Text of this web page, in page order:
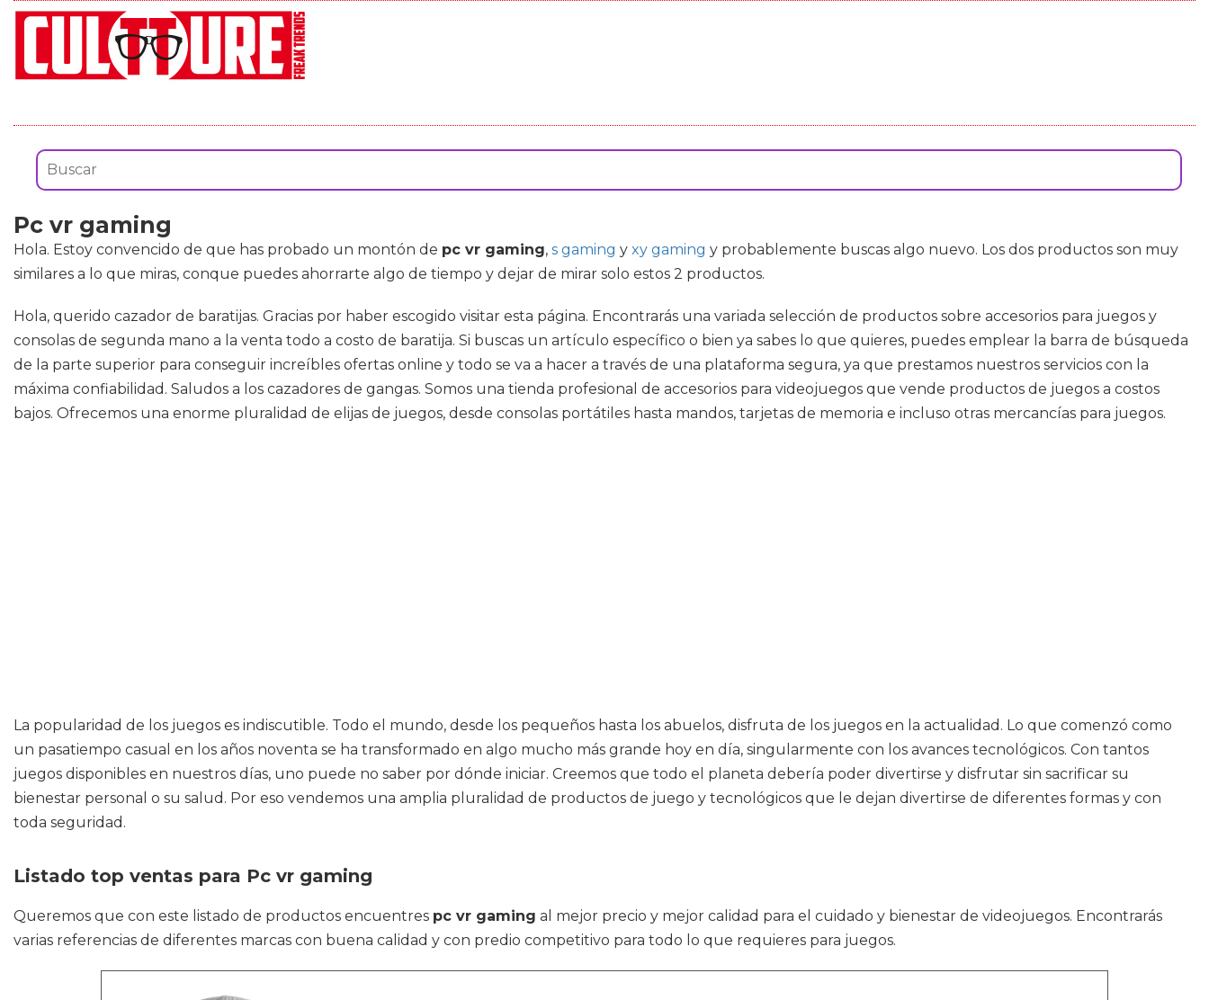
Pc vr gaming
Hola. Estoy convencido de que has probado un montón de pc vr gaming, s gaming y xy gaming y probablemente buscas algo nuevo. Los dos productos son muy
similares a lo que miras, conque puedes ahorrarte algo de tiempo y dejar de mirar solo estos 2 productos.
Hola, querido cazador de baratijas. Gracias por haber escogido visitar esta página. Encontrarás una variada selección de productos sobre accesorios para juegos y
consolas de segunda mano a la venta todo a costo de baratija. Si buscas un artículo específico o bien ya sabes lo que quieres, puedes emplear la barra de búsqueda
de la parte superior para conseguir increíbles ofertas online y todo se va a hacer a través de una plataforma segura, ya que prestamos nuestros servicios con la
máxima confiabilidad. Saludos a los cazadores de gangas. Somos una tienda profesional de accesorios para videojuegos que vende productos de juegos a costos
bajos. Ofrecemos una enorme pluralidad de elijas de juegos, desde consolas portátiles hasta mandos, tarjetas de memoria e incluso otras mercancías para juegos.
La popularidad de los juegos es indiscutible. Todo el mundo, desde los pequeños hasta los abuelos, disfruta de los juegos en la actualidad. Lo que comenzó como
un pasatiempo casual en los años noventa se ha transformado en algo mucho más grande hoy en día, singularmente con los avances tecnológicos. Con tantos
juegos disponibles en nuestros días, uno puede no saber por dónde iniciar. Creemos que todo el planeta debería poder divertirse y disfrutar sin sacrificar su
bienestar personal o su salud. Por eso vendemos una amplia pluralidad de productos de juego y tecnológicos que le dejan divertirse de diferentes formas y con
toda seguridad.
Listado top ventas para Pc vr gaming
Queremos que con este listado de productos encuentres pc vr gaming al mejor precio y mejor calidad para el cuidado y bienestar de videojuegos. Encontrarás
varias referencias de diferentes marcas con buena calidad y con predio competitivo para todo lo que requieres para juegos.